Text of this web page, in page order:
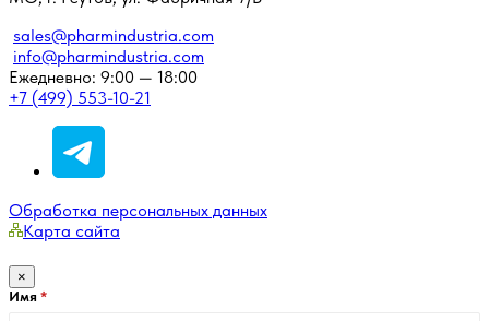
sales@pharmindustria.com
info@pharmindustria.com
Ежедневно: 9:00 — 18:00
+7 (499) 553-10-21
Обработка персональных данных
Карта сайта
×
Имя